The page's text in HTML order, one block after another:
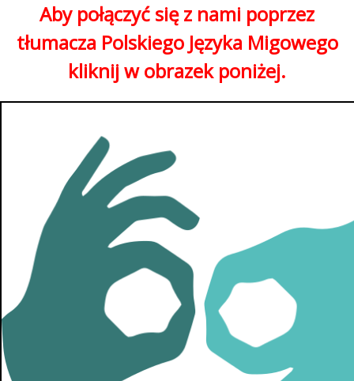
Aby połączyć się z nami poprzez
tłumacza Polskiego Języka Migowego
kliknij w obrazek poniżej.